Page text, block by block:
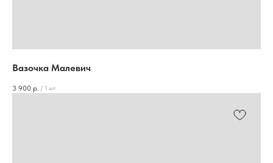
Вазочка Малевич
3 900 р. / 1 шт